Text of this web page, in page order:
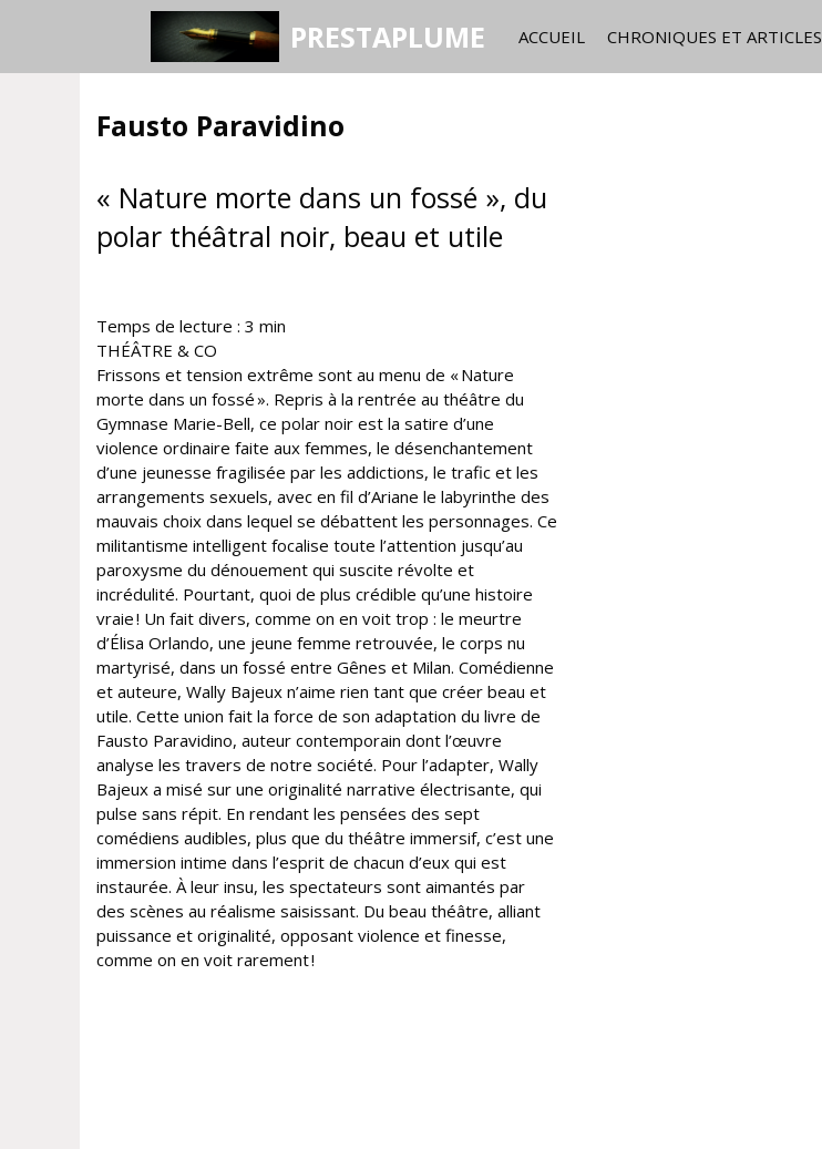
PRESTAPLUME ACCUEIL CHRONIQUES ET ARTICLES
Fausto Paravidino
« Nature morte dans un fossé », du
polar théâtral noir, beau et utile
Temps de lecture : 3 min
THÉÂTRE & CO
Frissons et tension extrême sont au menu de « Nature
morte dans un fossé ». Repris à la rentrée au théâtre du
Gymnase Marie-Bell, ce polar noir est la satire d’une
violence ordinaire faite aux femmes, le désenchantement
d’une jeunesse fragilisée par les addictions, le trafic et les
arrangements sexuels, avec en fil d’Ariane le labyrinthe des
mauvais choix dans lequel se débattent les personnages. Ce
militantisme intelligent focalise toute l’attention jusqu’au
paroxysme du dénouement qui suscite révolte et
incrédulité. Pourtant, quoi de plus crédible qu’une histoire
vraie ! Un fait divers, comme on en voit trop : le meurtre
d’Élisa Orlando, une jeune femme retrouvée, le corps nu
martyrisé, dans un fossé entre Gênes et Milan. Comédienne
et auteure, Wally Bajeux n’aime rien tant que créer beau et
utile. Cette union fait la force de son adaptation du livre de
Fausto Paravidino, auteur contemporain dont l’œuvre
analyse les travers de notre société. Pour l’adapter, Wally
Bajeux a misé sur une originalité narrative électrisante, qui
pulse sans répit. En rendant les pensées des sept
comédiens audibles, plus que du théâtre immersif, c’est une
immersion intime dans l’esprit de chacun d’eux qui est
instaurée. À leur insu, les spectateurs sont aimantés par
des scènes au réalisme saisissant. Du beau théâtre, alliant
puissance et originalité, opposant violence et finesse,
comme on en voit rarement !